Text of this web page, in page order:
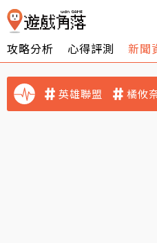
攻略分析 心得評測 新聞
英雄聯盟 橘攸